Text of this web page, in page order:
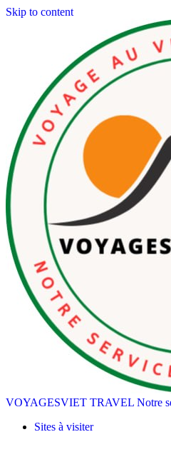
Skip to content
VOYAGESVIET TRAVEL Notre
Sites à visiter